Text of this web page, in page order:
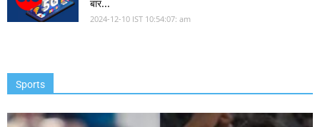
बार...
2024-12-10 IST 10:54:07: am
Sports